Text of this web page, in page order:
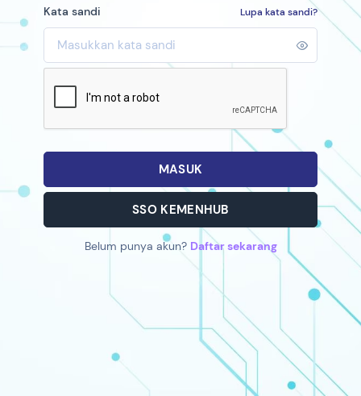
Kata sandi Lupa kata sandi?
MASUK
SSO KEMENHUB
Belum punya akun? Daftar sekarang